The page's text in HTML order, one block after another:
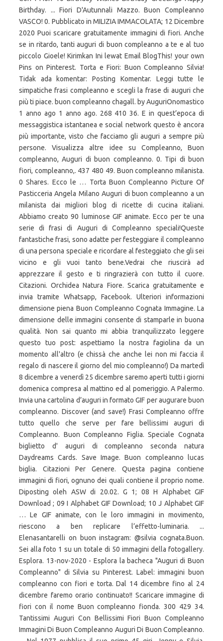
Birthday. ... Fiori D'Autunnali Mazzo. Buon Compleanno
VASCO! 0. Pubblicato in MILIZIA IMMACOLATA; 12 Dicembre
2020 Puoi scaricare gratuitamente immagini di fiori. Anche
se in ritardo, tanti auguri di buon compleanno a te e al tuo
piccolo Gioele! Kirimkan Ini lewat Email BlogThis! your own
Pins on Pinterest. Torta e Fiori: Buon Compleanno Silvia!
Tidak ada komentar: Posting Komentar. Leggi tutte le
simpatiche frasi compleanno e scegli la frase di auguri che
più ti piace. buon compleanno chagall. by AuguriOnomastico
1 anno ago 1 anno ago. 268 410 36. E in quest’epoca di
messaggistica istantanea e social network questo è ancora
più importante, visto che facciamo gli auguri a sempre più
persone. Visualizza altre idee su Compleanno, Buon
compleanno, Auguri di buon compleanno. 0. Tipi di buon
fiori, compleanno,. 437 480 49. Buon compleanno milanista.
0 Shares. Ecco le … Torta Buon Compleanno Picture Of
Pasticceria Angela Milano Auguri di buon compleanno a un
milanista dai migliori blog di ricette di cucina italiani.
Abbiamo creato 90 luminose GIF animate. Ecco per te una
serie di frasi di Auguri di Compleanno speciali!Queste
fantastiche frasi, sono adatte per festeggiare il compleanno
di una persona speciale e ricordare al festeggiato che gli sei
vicino e gli vuoi tanto bene.Vedrai che riuscirà ad
apprezzare il gesto e ti ringrazierà con tutto il cuore.
Citazioni. Orchidea Natura Fiore. Scarica gratuitamente e
invia tramite Whatsapp, Facebook. Ulteriori informazioni
dimensione piena Buon Compleanno Cognata Immagine. La
dimensione delle immagini consente di stamparle in buona
qualità. Non sai quanto mi abbia tranquilizzato leggere
questo tuo post: aspettiamo la nostra fagiolina da un
momento all'altro (e chissà che anche lei non mi faccia il
regalo di nascere il giorno del mio compleanno!) Da martedì
8 dicembre a venerdì 25 dicembre saremo aperti tutti i giorni
domenica compresa al mattino ed al pomeriggio. A Palermo.
Invia una cartolina d’auguri in formato GIF per augurare buon
compleanno. Discover (and save!) Frasi Compleanno offre
tutto quello che serve per fare bellissimi auguri di
Compleanno. Buon Compleanno Figlia. Speciale Cognata
biglietto d' auguri di compleanno seconda natura
Daydreams Cards. Save Image. Buon compleanno lucas
biglia. Citazioni Per Genere. Questa pagina contiene
immagini di fiori, ognuno dei quali contiene il proprio nome.
Diposting oleh ASW di 20.02. G 1; 08 H Alphabet GIF
Download ; 09 I Alphabet GIF Download; 10 J Alphabet GIF
… Le GIF animate, con le loro immagini in movimento,
riescono a ben replicare l’effetto-luminaria. ...
Elenasantarelli on buon instagram: @silvia cognata.Buon.
Sei alla foto 1 su un totale di 50 immagini della fotogallery.
Esplora. 13-nov-2020 - Esplora la bacheca "Auguri di Buon
Compleanno" di Silvia su Pinterest. Label: immagini buon
compleanno con fiori e torta. Dal 14 dicembre fino al 24
dicembre faremo orario continuato!! Scaricare immagine di
fiori con il nome Buon compleanno fionda. 300 429 34.
Tantissimi Auguri Con Bellissimi Fiori Buon Compleanno
Immagini Di Buon Compleanno Auguri Di Buon Compleanno.